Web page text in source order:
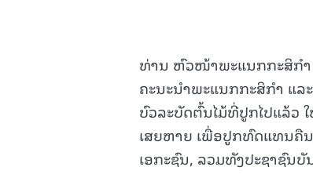
ທ່ານ ຫົວໜ້າພະແນກກະສິກຳ
ຄະນະນຳພະແນກກະສິກຳ ແ
ບົວລະບັດຕົ້ນໄມ້ທີ່ປູກໄປແລ້ວ
ເສຍຫາຍ ເພື່ອປູກທົດແທນ
ເອກະຊົນ, ລວມທັງປະຊາຊົນ